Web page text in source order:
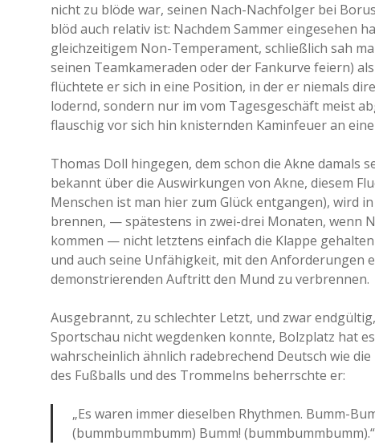
nicht zu blöde war, seinen Nach-Nachfolger bei
blöd auch relativ ist: Nachdem Sammer eingesehen
gleichzeitigem Non-Temperament, schließlich sah
seinen Teamkameraden oder der Fankurve feiern)
flüchtete er sich in eine Position, in der er niemals
lodernd, sondern nur im vom Tagesgeschäft meist
flauschig vor sich hin knisternden Kaminfeuer an
Thomas Doll hingegen, dem schon die Akne damals
bekannt über die Auswirkungen von Akne, diesem
Menschen ist man hier zum Glück entgangen), wird
brennen, — spätestens in zwei-drei Monaten, wenn
kommen — nicht letztens einfach die Klappe
und auch seine Unfähigkeit, mit den Anforderungen
demonstrierenden Auftritt den Mund zu verbrennen.
Ausgebrannt, zu schlechter Letzt, und zwar
Sportschau nicht wegdenken konnte, Bolzplatz hat
wahrscheinlich ähnlich radebrechend Deutsch wie
des Fußballs und des Trommelns beherrschte er:
„Es waren immer dieselben Rhythmen. Bumm-
(bummbummbumm) Bumm! (bummbummbumm).“